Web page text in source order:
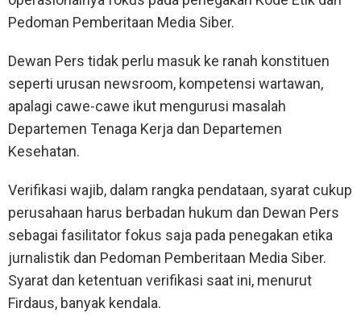
Pedoman Pemberitaan Media Siber.
Dewan Pers tidak perlu masuk ke ranah konstituen
seperti urusan newsroom, kompetensi wartawan,
apalagi cawe-cawe ikut mengurusi masalah
Departemen Tenaga Kerja dan Departemen
Kesehatan.
Verifikasi wajib, dalam rangka pendataan, syarat cukup
perusahaan harus berbadan hukum dan Dewan Pers
sebagai fasilitator fokus saja pada penegakan etika
jurnalistik dan Pedoman Pemberitaan Media Siber.
Syarat dan ketentuan verifikasi saat ini, menurut
Firdaus, banyak kendala.